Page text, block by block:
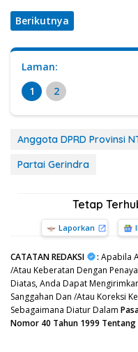
Berikutnya
Laman:
1
2
Anggota DPRD Provinsi
Partai Gerindra
Tetap
Laporkan
CATATAN REDAKSI : Apabila
/Atau Keberatan Dengan
Diatas, Anda Dapat
Sanggahan Dan /Atau Koreksi
Sebagaimana Diatur Dalam
Nomor 40 Tahun 1999 Tentang